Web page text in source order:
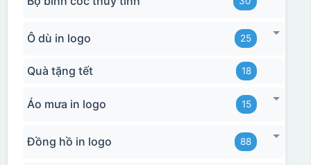
Ô dù in logo 25
Quà tặng tết 18
Áo mưa in logo 15
Đồng hồ in logo 88